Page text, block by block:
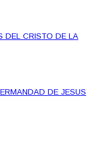
DEL CRISTO DE LA
DE JESUS